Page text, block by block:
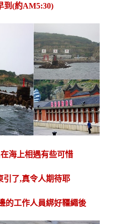
到(約AM5:30)
海上相遇有些可惜
引了,真令人期待耶
的工作人員綁好韁繩後